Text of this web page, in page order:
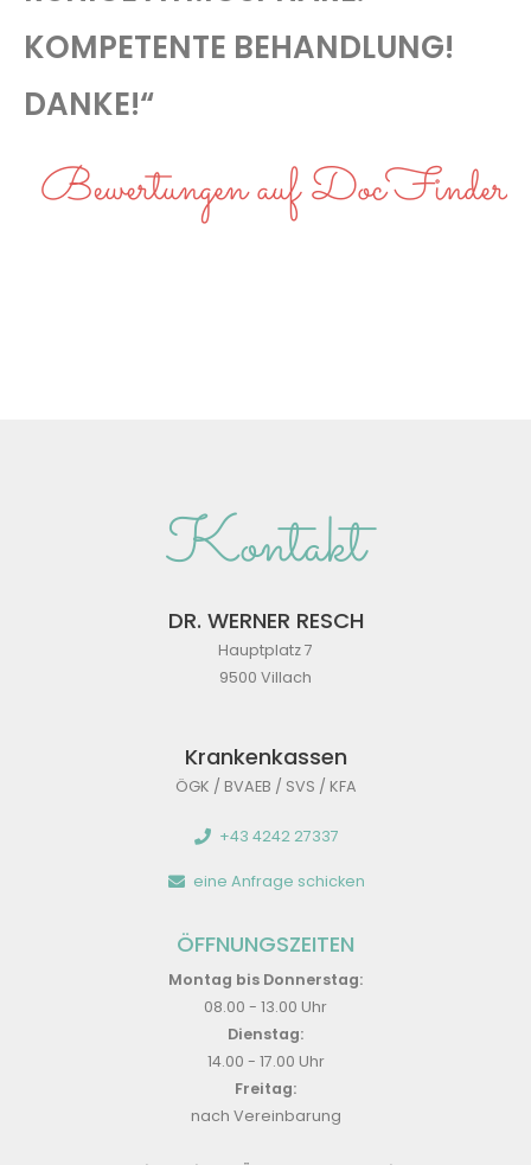
KOMPETENTE BEHANDLUNG!
DANKE!“
Bewertungen auf DocFinder
Kontakt
DR. WERNER RESCH
Hauptplatz 7
9500 Villach
Krankenkassen
ÖGK / BVAEB / SVS / KFA
+43 4242 27337
eine Anfrage schicken
ÖFFNUNGSZEITEN
Montag bis Donnerstag:
08.00 - 13.00 Uhr
Dienstag:
14.00 - 17.00 Uhr
Freitag:
nach Vereinbarung